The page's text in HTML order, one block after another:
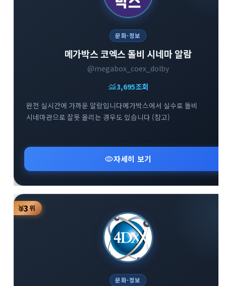
문화·정보
메가박스 코엑스 돌비 시네마 알람
@megabox_coex_dolby
monitoring3,695조회
완전 실시간에 가까운 알람입니다메가박스에서 실수로 돌비
시네마관으로 잘못 올리는 경우도 있습니다 (참고)
visibility자세히 보기
🥉3위
문화·정보